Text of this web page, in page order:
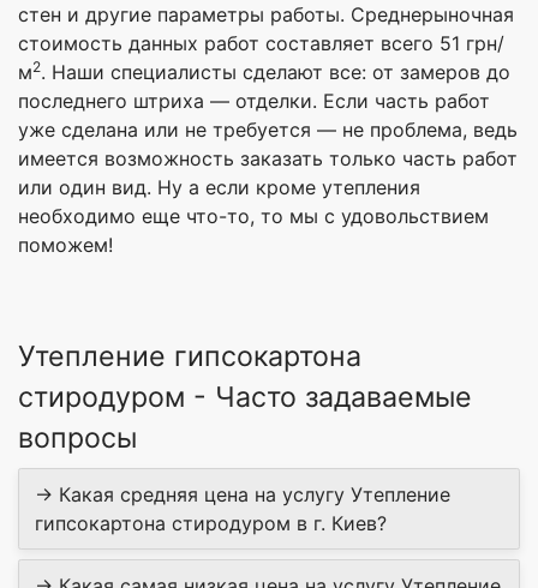
стен и другие параметры работы. Среднерыночная
стоимость данных работ составляет всего 51 грн/
м2. Наши специалисты сделают все: от замеров до
последнего штриха — отделки. Если часть работ
уже сделана или не требуется — не проблема, ведь
имеется возможность заказать только часть работ
или один вид. Ну а если кроме утепления
необходимо еще что-то, то мы с удовольствием
поможем!
Утепление гипсокартона
стиродуром - Часто задаваемые
вопросы
→ Какая средняя цена на услугу Утепление
гипсокартона стиродуром в г. Киев?